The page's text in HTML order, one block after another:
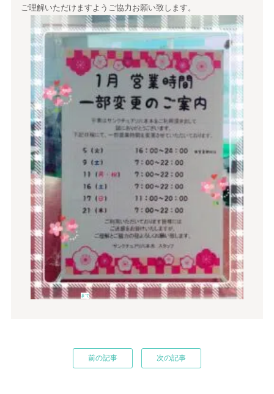
ご理解いただけますようご協力お願い致します。
前の記事 次の記事
まで